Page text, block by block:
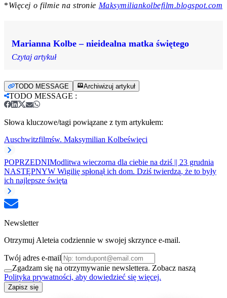
*Więcej o filmie na stronie Maksymiliankolbefilm.blogspot.com
Marianna Kolbe – nieidealna matka świętego
Czytaj artykuł
TODO MESSAGE Archiwizuj artykuł
TODO MESSAGE :
Słowa kluczowe/tagi powiązane z tym artykułem:
Auschwitzfilmśw. Maksymilian Kolbeświęci
POPRZEDNIModlitwa wieczorna dla ciebie na dziś || 23 grudnia
NASTĘPNYW Wigilię spłonął ich dom. Dziś twierdzą, że to były
ich najlepsze święta
Newsletter
Otrzymuj Aleteia codziennie w swojej skrzynce e-mail.
Twój adres e-mail
Zgadzam się na otrzymywanie newslettera. Zobacz naszą
Polityka prywatności, aby dowiedzieć się więcej.
Zapisz się